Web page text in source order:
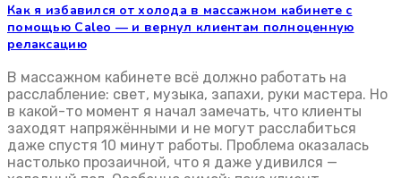
безопасный обогрев
Как я избавился от холода в массажном кабинете с
помощью Caleo — и вернул клиентам полноценную
релаксацию
В массажном кабинете всё должно работать на
расслабление: свет, музыка, запахи, руки мастера. Но
в какой-то момент я начал замечать, что клиенты
заходят напряжёнными и не могут расслабиться
даже спустя 10 минут работы. Проблема оказалась
настолько прозаичной, что я даже удивился —